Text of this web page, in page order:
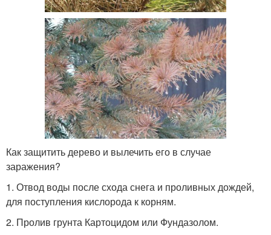
Как защитить дерево и вылечить его в случае
заражения?
1. Отвод воды после схода снега и проливных дождей,
для поступления кислорода к корням.
2. Пролив грунта Картоцидом или Фундазолом.